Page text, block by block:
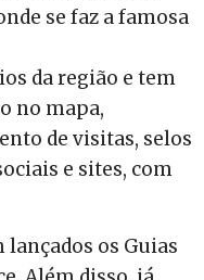
se faz a famosa
da região e tem
no mapa,
de visitas, selos
e sites, com
lançados os Guias